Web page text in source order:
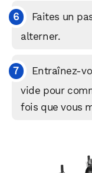
Faites un
alterner.
Entraînez-
vide pour
fois que vous